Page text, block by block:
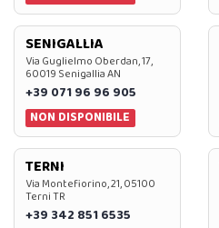
SENIGALLIA
Via Guglielmo Oberdan, 17,
60019 Senigallia AN
+39 071 96 96 905
NON DISPONIBILE
TERNI
Via Montefiorino, 21, 05100
Terni TR
+39 342 851 6535